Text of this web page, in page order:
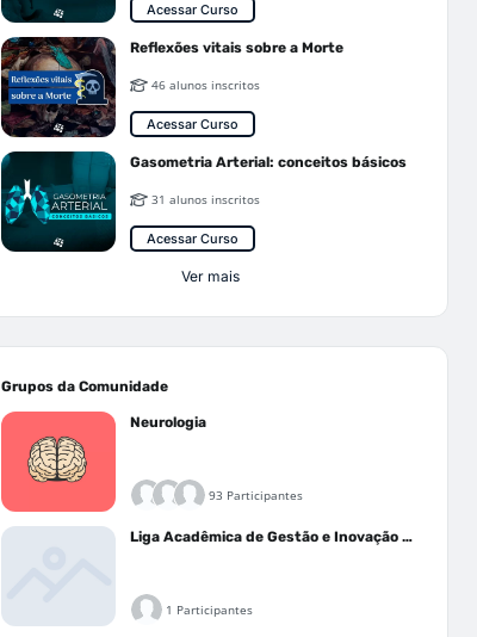
Acessar Curso
Reflexões vitais sobre a Morte
46 alunos inscritos
Acessar Curso
Gasometria Arterial: conceitos básicos
31 alunos inscritos
Acessar Curso
Ver mais
Grupos da Comunidade
Neurologia
93 Participantes
Liga Acadêmica de Gestão e Inovação Médica - LAGIM
1 Participantes